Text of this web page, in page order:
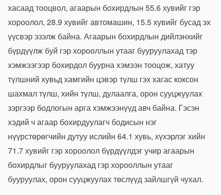
хасаад тооцвол, агаарын бохирдлын 55.6 хувийг гэр
хороолол, 28.9 хувийг автомашин, 15.5 хувийг бусад эх
үүсвэр эзэлж байна. Агаарын бохирдлын дийлэнхийг
бүрдүүлж буй гэр хорооллын утааг бууруулахад тэр
хэмжээгээр бохирдол буурна хэмээн тооцож, хатуу
түлшний хувьд хамгийн цэвэр түлш гэх хагас коксон
шахмал түлш, хийн түлш, дулаалга, орон сууцжуулах
зэргээр бодлогын арга хэмжээнүүд авч байна. Гэсэн
хэдий ч агаар бохирдуулагч бодисын нэг
нүүрстөрөгчийн дутуу ислийн 64.1 хувь, хүхэрлэг хийн
71.7 хувийг гэр хороолол бүрдүүлдэг учир агаарын
бохирдлыг бууруулахад гэр хорооллын утааг
бууруулах, орон сууцжуулах төслүүд зайлшгүй чухал.